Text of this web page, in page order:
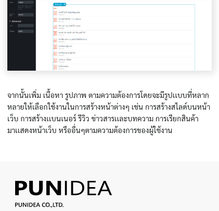
จากนั้นเพิ่ม เนื้อหา รูปภาพ ตามความต้องการโดยจะมีรูปเเบบที่หลาก
หลายให้เลือกใช้งานในการสร้างหน้าต่างๆ เช่น การสร้างสไลด์บนหน้า
เว็บ การสร้างเเบนเนอร์ รีวิว ข่าวสารเเละบทความ การเรียกสินค้า
มาเเสดงหน้าเว็บ หรืออื่นๆตามความต้องการของผู้ใช้งาน